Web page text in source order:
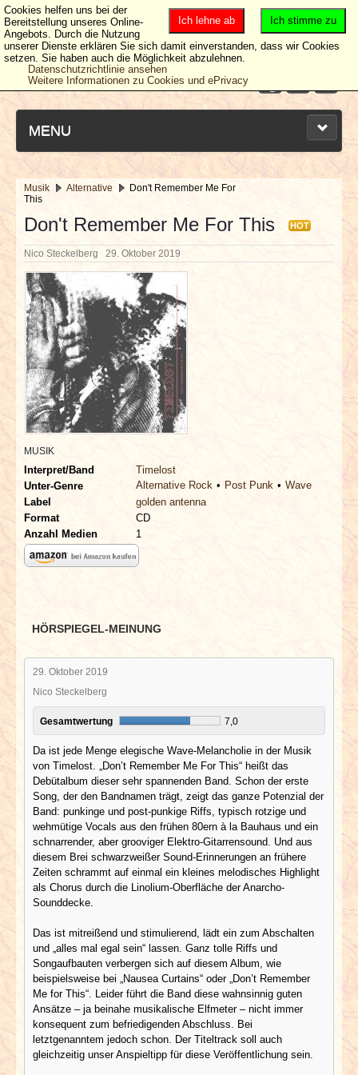
MENU
NEUESTE ARTIKEL
NEWS & DATES
BERICHTE
VERLOSUNGEN
INTERVIEWS
SPECIALS
REDAKTION
LINKS
ARCHIV
Musik Alternative
Don't Remember Me For
This
Don't Remember Me For This HOT
Nico Steckelberg 29. Oktober 2019
MUSIK
Interpret/Band
Timelost
Unter-Genre
Alternative Rock Post Punk
Wave
Label
golden antenna
Format
CD
Anzahl Medien
1
HÖRSPIEGEL-MEINUNG
29. Oktober 2019
Nico Steckelberg
Gesamtwertung 7,0
Da ist jede Menge elegische Wave-Melancholie in der Musik
von Timelost. „Don’t Remember Me For This“ heißt das
Debütalbum dieser sehr spannenden Band. Schon der erste
Song, der den Bandnamen trägt, zeigt das ganze Potenzial der
Band: punkinge und post-punkige Riffs, typisch rotzige und
wehmütige Vocals aus den frühen 80ern à la Bauhaus und ein
schnarrender, aber grooviger Elektro-Gitarrensound. Und aus
diesem Brei schwarzweißer Sound-Erinnerungen an frühere
Zeiten schrammt auf einmal ein kleines melodisches Highlight
als Chorus durch die Linolium-Oberfläche der Anarcho-
Sounddecke.
Das ist mitreißend und stimulierend, lädt ein zum Abschalten
und „alles mal egal sein“ lassen. Ganz tolle Riffs und
Songaufbauten verbergen sich auf diesem Album, wie
beispielsweise bei „Nausea Curtains“ oder „Don’t Remember
Me for This“. Leider führt die Band diese wahnsinnig guten
Ansätze – ja beinahe musikalische Elfmeter – nicht immer
konsequent zum befriedigenden Abschluss. Bei
letztgenanntem jedoch schon. Der Titeltrack soll auch
gleichzeitig unser Anspieltipp für diese Veröffentlichung sein.
Ich stimme zu
Ich lehne ab
Cookies helfen uns bei der
Bereitstellung unseres Online-
Angebots. Durch die Nutzung
unserer Dienste erklären Sie sich damit einverstanden, dass wir Cookies
setzen. Sie haben auch die Möglichkeit abzulehnen.
Datenschutzrichtlinie ansehen
Weitere Informationen zu Cookies und ePrivacy